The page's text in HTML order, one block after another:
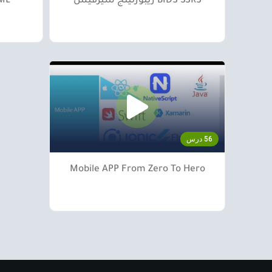
56 درس
Mobile APP From Zero To Hero